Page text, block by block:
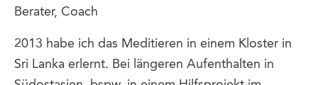
Berater, Coach
2013 habe ich das Meditieren in einem Kloster in
Sri Lanka erlernt. Bei längeren Aufenthalten in